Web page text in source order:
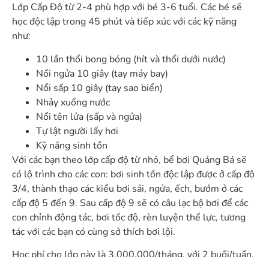
Lớp Cấp Độ từ 2-4 phù hợp với bé 3-6 tuổi. Các bé sẽ
học độc lập trong 45 phút và tiếp xúc với các kỹ năng
như:
10 lần thổi bong bóng (hít và thổi dưới nước)
Nổi ngửa 10 giây (tay máy bay)
Nổi sấp 10 giây (tay sao biển)
Nhảy xuống nước
Nổi tên lửa (sấp và ngửa)
Tự lật người lấy hơi
Kỹ năng sinh tồn
Với các bạn theo lớp cấp độ từ nhỏ, bể bơi Quảng Bá sẽ
có lộ trình cho các con: bơi sinh tồn độc lập được ở cấp độ
3/4, thành thạo các kiểu bơi sải, ngửa, ếch, bướm ở các
cấp độ 5 đến 9. Sau cấp độ 9 sẽ có câu lạc bộ bơi để các
con chỉnh động tác, bơi tốc độ, rèn luyện thể lực, tương
tác với các bạn có cùng sở thích bơi lội.